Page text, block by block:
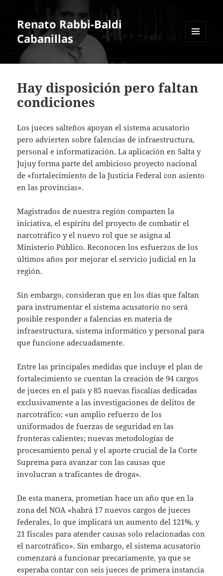
Renato Rabbi-Baldi
Cabanillas
WIDGETS
Hay disposición pero faltan
condiciones
Los jueces salteños apoyan el sistema acusatorio
pero advierten sobre falencias de infraestructura,
personal e informatización. La aplicación en Salta y
Jujuy forma parte del ambicioso proyecto nacional
de «fortalecimiento de la Justicia Federal con asiento
en las provincias».
Magistrados de nuestra región comparten la
iniciativa, el espíritu del proyecto de combatir el
narcotráfico y el nuevo rol que se asigna al
Ministerio Público. Reconocen los esfuerzos de los
últimos años por mejorar el servicio judicial en la
región.
Sin embargo, consideran que en los días que faltan
para instrumentar el sistema acusatorio no será
posible responder a falencias en materia de
infraestructura, sistema informático y personal para
que funcione adecuadamente.
Entre las principales medidas que incluye el plan de
fortalecimiento se cuentan la creación de 94 cargos
de jueces en el país y 85 nuevas fiscalías dedicadas
exclusivamente a las investigaciones de delitos de
narcotráfico; «un amplio refuerzo de los
uniformados de fuerzas de seguridad en las
fronteras calientes; nuevas metodologías de
procesamiento penal y el aporte crucial de la Corte
Suprema para avanzar con las causas que
involucran a traficantes de droga».
De esta manera, prometían hace un año que en la
zona del NOA «habrá 17 nuevos cargos de jueces
federales, lo que implicará un aumento del 121%, y
21 fiscales para atender causas solo relacionadas con
el narcotráfico». Sin embargo, el sistema acusatorio
comenzará a funcionar precariamente, ya que se
esperaba contar con seis jueces de primera instancia